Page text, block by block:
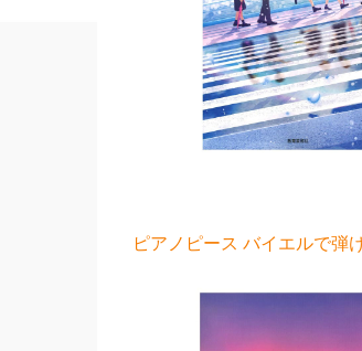
ピアノピース バイエルで